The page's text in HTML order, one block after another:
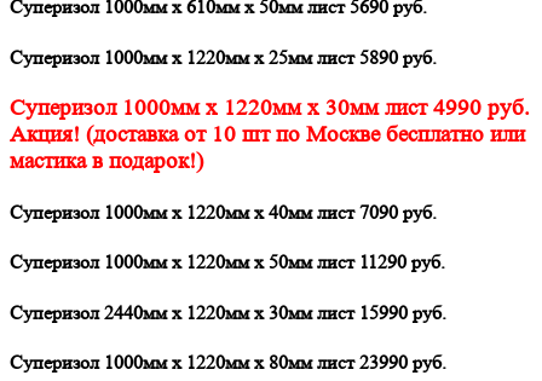
Суперизол 1000мм х 610мм х 50мм лист 5690 руб.
Суперизол 1000мм х 1220мм х 25мм лист 5890 руб.
Суперизол 1000мм х 1220мм х 30мм лист 4990 руб.
Акция! (доставка от 10 шт по Москве бесплатно или
мастика в подарок!)
Суперизол 1000мм х 1220мм х 40мм лист 7090 руб.
Суперизол 1000мм х 1220мм х 50мм лист 11290 руб.
Суперизол 2440мм х 1220мм х 30мм лист 15990 руб.
Суперизол 1000мм х 1220мм х 80мм лист 23990 руб.